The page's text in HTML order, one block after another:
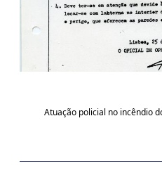
Atuação policial no incêndio